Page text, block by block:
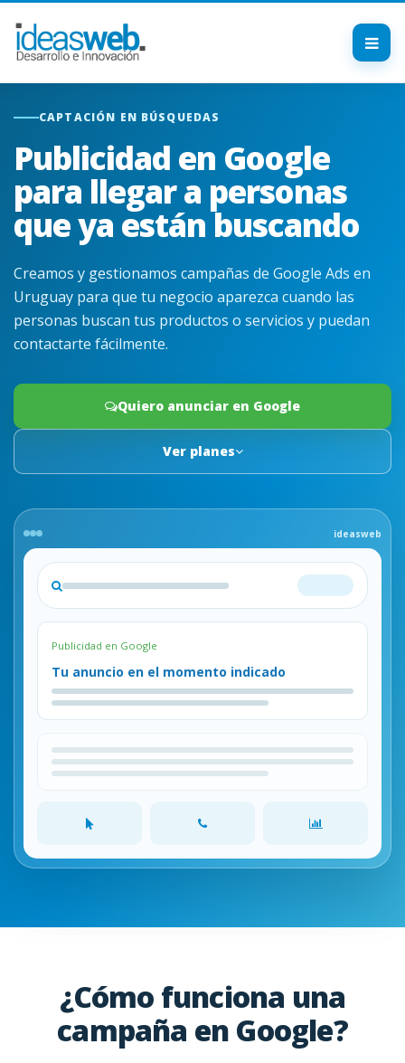
CAPTACIÓN EN BÚSQUEDAS
Publicidad en Google
para llegar a personas
que ya están buscando
Creamos y gestionamos campañas de Google Ads en
Uruguay para que tu negocio aparezca cuando las
personas buscan tus productos o servicios y puedan
contactarte fácilmente.
Quiero anunciar en Google
Ver planes
ideasweb
Publicidad en Google
Tu anuncio en el momento indicado
¿Cómo funciona una
campaña en Google?